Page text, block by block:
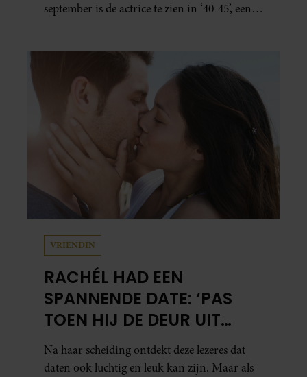
september is de actrice te zien in ‘40-45’, een
een voorstelling die niet alleen raakt, maar
het publiek ook aan het denken zet.
VRIENDIN
RACHÉL HAD EEN
SPANNENDE DATE: ‘PAS
TOEN HIJ DE DEUR UIT
WAS, BESEFTE IK WAT ER
ECHT WAS GEBEURD’
Na haar scheiding ontdekt deze lezeres dat
daten ook luchtig en leuk kan zijn. Maar als